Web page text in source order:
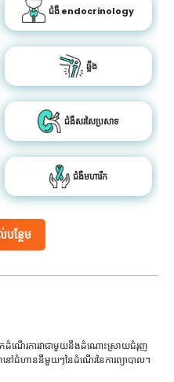
ន្ថែម
ជំងឺ endocrinology
ឆ្អឹង
ជំងឺសរសៃប្រសាទ
ជំងឺមហារីក
ើកដំណើរការវាជាមួយនឹងដំណោះស្រាយជំរុញ
ពនៅជំហាននីមួយៗនៃដំណើរនៃការព្យាបាល។